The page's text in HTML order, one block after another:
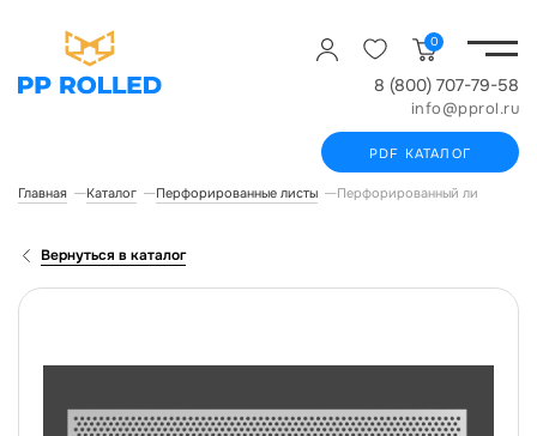
0
8 (800) 707-79-58
info@pprol.ru
PDF КАТАЛОГ
Главная Каталог Перфорированные листы Перфорированный лист
Вернуться в каталог